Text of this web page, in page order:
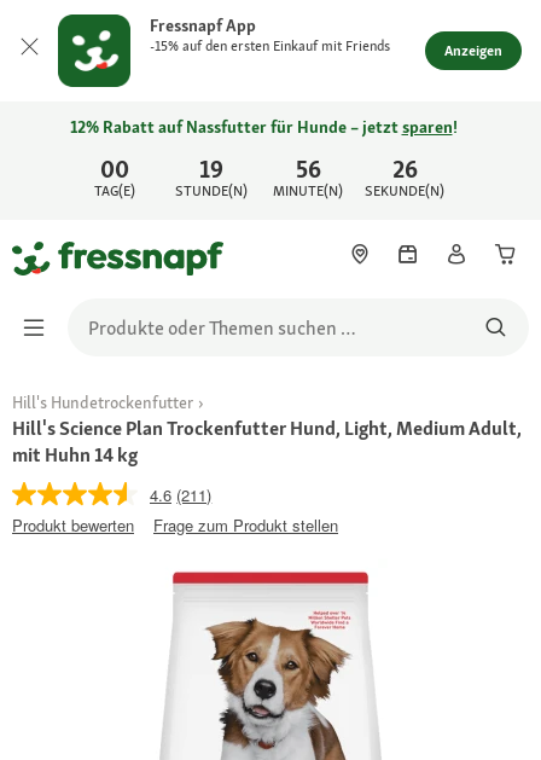
Fressnapf App
-15% auf den ersten Einkauf mit Friends Anzeigen
00
TAG(E)
19
STUNDE(N)
56
MINUTE(N)
26
SEKUNDE(N)
12% Rabatt auf Nassfutter für Hunde – jetztsparen!
Hill's Hundetrockenfutter
Hill's Science Plan Trockenfutter Hund, Light, Medium Adult,
mit Huhn 14 kg
4.6 (211)
Produkt bewerten
Frage zum Produkt stellen